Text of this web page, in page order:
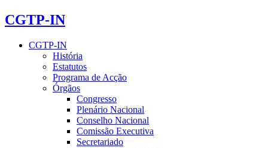
CGTP-IN
CGTP-IN
História
Estatutos
Programa de Acção
Órgãos
Congresso
Plenário Nacional
Conselho Nacional
Comissão Executiva
Secretariado